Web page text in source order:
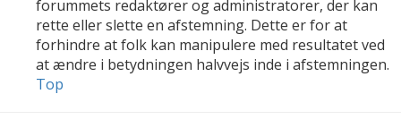
forummets redaktører og administratorer, der kan
rette eller slette en afstemning. Dette er for at
forhindre at folk kan manipulere med resultatet ved
at ændre i betydningen halvvejs inde i afstemningen.
Top